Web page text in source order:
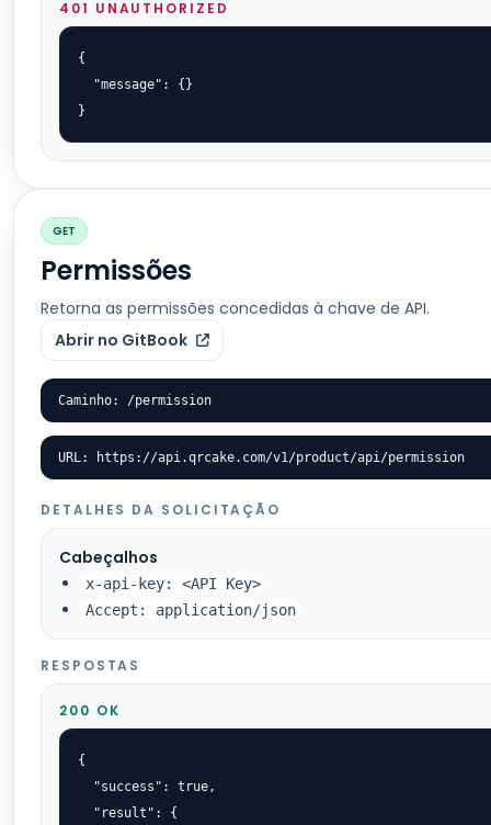
401 UNAUTHORIZED
{
  "message": {}
}
GET
Permissões
Retorna as permissões concedidas à chave de API.
Abrir no GitBook
Caminho: /permission
URL: https://api.qrcake.com/v1/product/api/permission
DETALHES DA SOLICITAÇÃO
Cabeçalhos
x-api-key: <API Key>
Accept: application/json
RESPOSTAS
200 OK
{
  "success": true,
  "result": {